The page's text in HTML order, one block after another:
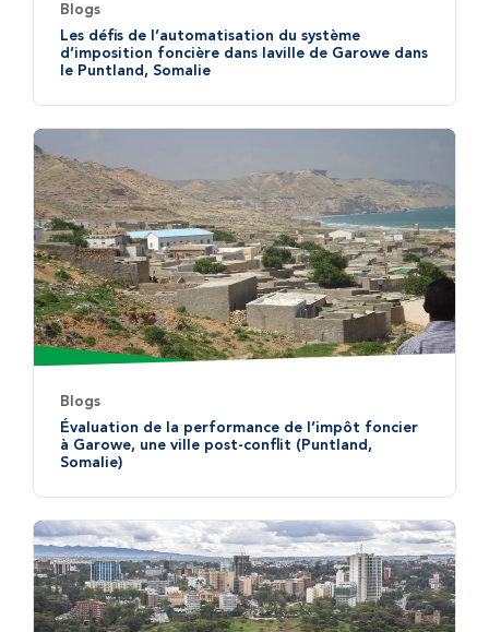
Blogs
Les défis de l’automatisation du système
d’imposition foncière dans laville de Garowe dans
le Puntland, Somalie
Blogs
Évaluation de la performance de l’impôt foncier
à Garowe, une ville post-conflit (Puntland,
Somalie)